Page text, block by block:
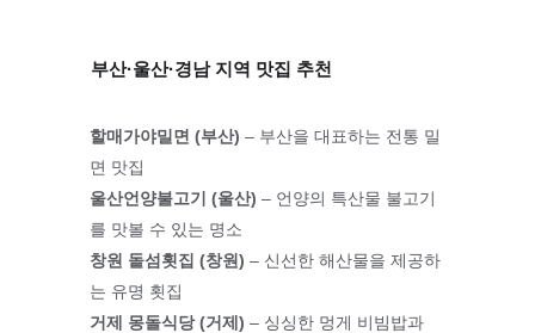
부산·울산·경남 지역 맛집 추천
할매가야밀면 (부산) – 부산을 대표하는 전통 밀
면 맛집
울산언양불고기 (울산) – 언양의 특산물 불고기
를 맛볼 수 있는 명소
창원 돝섬횟집 (창원) – 신선한 해산물을 제공하
는 유명 횟집
거제 몽돌식당 (거제) – 싱싱한 멍게 비빔밥과